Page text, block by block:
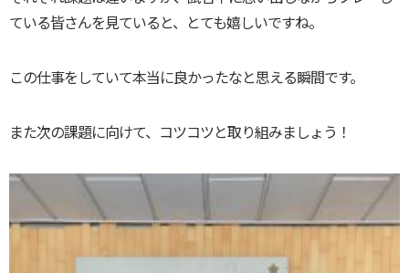
ている皆さんを見ていると、とても嬉しいですね。
この仕事をしていて本当に良かったなと思える瞬間です。
また次の課題に向けて、コツコツと取り組みましょう！